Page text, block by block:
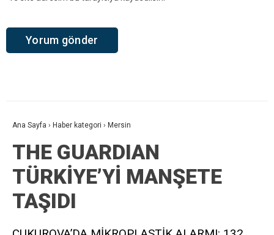
Ana Sayfa › Haber kategori › Mersin
THE GUARDIAN
TÜRKİYE’Yİ MANŞETE
TAŞIDI